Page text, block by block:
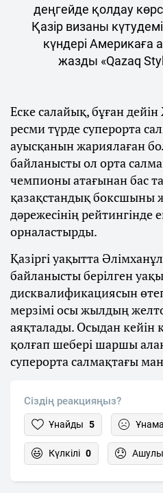
деңгейде қолдау
Қазір визаны
күндері Америкаға
жазды «Qazaq
Еске салайық, бұған
ресми түрде суперорта
ауысқанын жариялаған
байланысты ол орта
чемпионы атағынан бас
қазақстандық боксшыны
дәрежесінің рейтингінде
орналастырды.
Қазіргі уақытта
байланысты берілген
дисквалификациясын
мерзімі осы жылдың
аяқталады. Осыдан кейін
қолғап шебері шаршы
суперорта салмақтағы
Сіздің реакцияңыз?
Ұнайды 5
Күлкілі 0 Ашулы